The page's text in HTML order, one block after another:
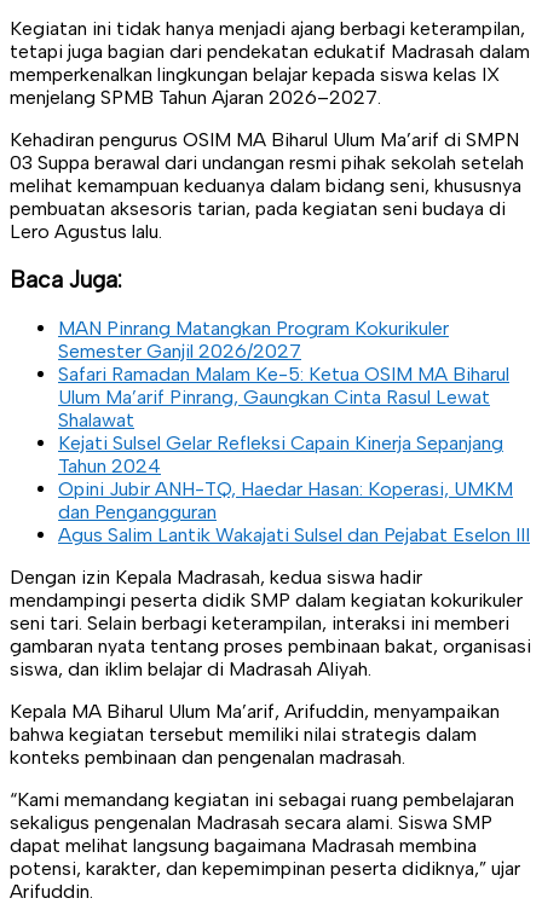
Kegiatan ini tidak hanya menjadi ajang berbagi keterampilan,
tetapi juga bagian dari pendekatan edukatif Madrasah dalam
memperkenalkan lingkungan belajar kepada siswa kelas IX
menjelang SPMB Tahun Ajaran 2026–2027.
Kehadiran pengurus OSIM MA Biharul Ulum Ma’arif di SMPN
03 Suppa berawal dari undangan resmi pihak sekolah setelah
melihat kemampuan keduanya dalam bidang seni, khususnya
pembuatan aksesoris tarian, pada kegiatan seni budaya di
Lero Agustus lalu.
Baca Juga:
MAN Pinrang Matangkan Program Kokurikuler
Semester Ganjil 2026/2027
Safari Ramadan Malam Ke-5: Ketua OSIM MA Biharul
Ulum Ma’arif Pinrang, Gaungkan Cinta Rasul Lewat
Shalawat
Kejati Sulsel Gelar Refleksi Capain Kinerja Sepanjang
Tahun 2024
Opini Jubir ANH-TQ, Haedar Hasan: Koperasi, UMKM
dan Pengangguran
Agus Salim Lantik Wakajati Sulsel dan Pejabat Eselon III
Dengan izin Kepala Madrasah, kedua siswa hadir
mendampingi peserta didik SMP dalam kegiatan kokurikuler
seni tari. Selain berbagi keterampilan, interaksi ini memberi
gambaran nyata tentang proses pembinaan bakat, organisasi
siswa, dan iklim belajar di Madrasah Aliyah.
Kepala MA Biharul Ulum Ma’arif, Arifuddin, menyampaikan
bahwa kegiatan tersebut memiliki nilai strategis dalam
konteks pembinaan dan pengenalan madrasah.
“Kami memandang kegiatan ini sebagai ruang pembelajaran
sekaligus pengenalan Madrasah secara alami. Siswa SMP
dapat melihat langsung bagaimana Madrasah membina
potensi, karakter, dan kepemimpinan peserta didiknya,” ujar
Arifuddin.